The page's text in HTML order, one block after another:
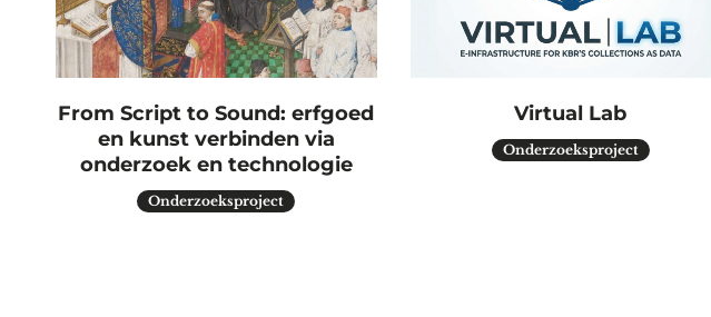
From Script to Sound: erfgoed
en kunst verbinden via
onderzoek en technologie
Onderzoeksproject
Virtual Lab
Onderzoeksproject